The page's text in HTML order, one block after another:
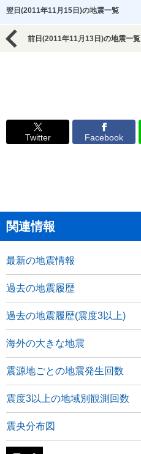
翌日(2011年11月15日)の地震一覧
前日(2011年11月13日)の地震一覧
Twitter Facebook
関連情報
最新の地震情報
過去の地震履歴
過去の地震履歴(震度3以上)
海外の大きな地震
震源地ごとの地震発生回数
震度3以上の地域別観測回数
震央分布図